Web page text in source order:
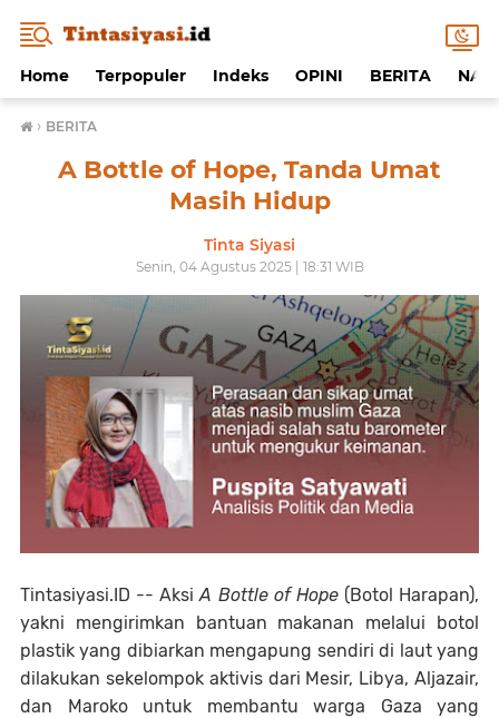
Home Terpopuler Indeks OPINI BERITA
› BERITA
A Bottle of Hope, Tanda Umat
Masih Hidup
Tinta Siyasi
Senin, 04 Agustus 2025 | 18:31 WIB
Tintasiyasi.ID --AksiA Bottle of Hope(Botol Harapan),
yakni mengirimkan bantuan makanan melalui botol
plastik yang dibiarkan mengapung sendiri di laut yang
dilakukan sekelompok aktivis dari Mesir, Libya, Aljazair,
dan Maroko untuk membantu warga Gaza yang